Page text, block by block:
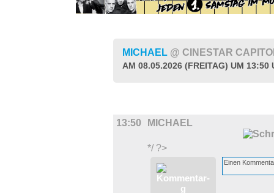
MICHAEL @ CINESTAR
AM 08.05.2026 (FREITAG) UM 13:50
13:50 MICHAEL
*/ ?>